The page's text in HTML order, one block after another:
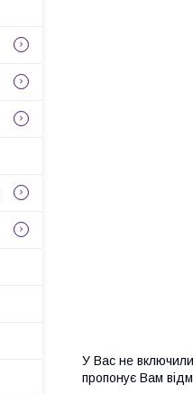
У Вас не
пропонує Вам